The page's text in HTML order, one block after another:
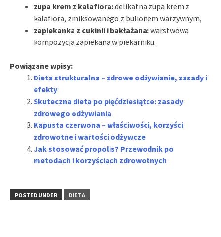
zupa krem z kalafiora:delikatna zupa krem z
kalafiora, zmiksowanego z bulionem warzywnym,
zapiekanka z cukinii i bakłażana:warstwowa
kompozycja zapiekana w piekarniku.
Powiązane wpisy:
Dieta strukturalna – zdrowe odżywianie, zasady i
efekty
Skuteczna dieta po pięćdziesiątce: zasady
zdrowego odżywiania
Kapusta czerwona – właściwości, korzyści
zdrowotne i wartości odżywcze
Jak stosować propolis? Przewodnik po
metodach i korzyściach zdrowotnych
POSTED UNDER DIETA